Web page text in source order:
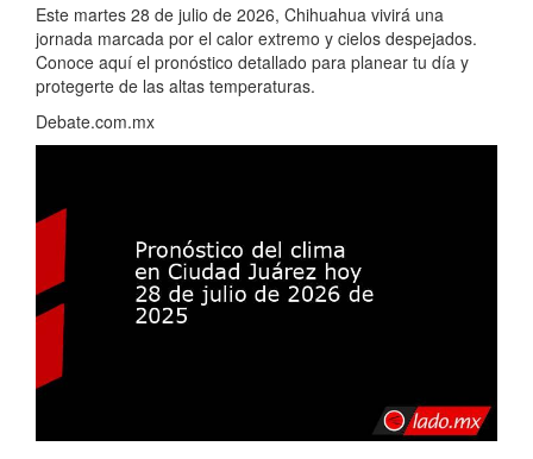
Este martes 28 de julio de 2026, Chihuahua vivirá una
jornada marcada por el calor extremo y cielos despejados.
Conoce aquí el pronóstico detallado para planear tu día y
protegerte de las altas temperaturas.
Debate.com.mx